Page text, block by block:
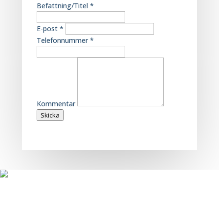
Befattning/Titel *
E-post *
Telefonnummer*
Kommentar
Skicka